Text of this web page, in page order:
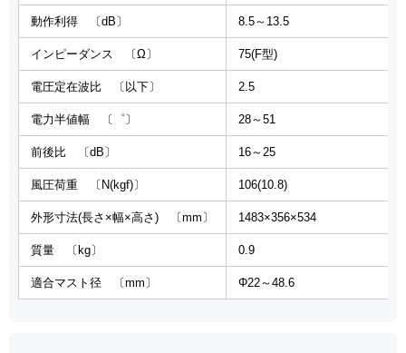
動作利得 〔dB〕 8.5～13.5
インピーダンス 〔Ω〕 75(F型)
電圧定在波比 〔以下〕 2.5
電力半値幅 〔゜〕 28～51
前後比 〔dB〕 16～25
風圧荷重 〔N(kgf)〕 106(10.8)
外形寸法(長さ×幅×高さ) 〔mm〕 1483×356×534
質量 〔kg〕 0.9
適合マスト径 〔mm〕 Φ22～48.6